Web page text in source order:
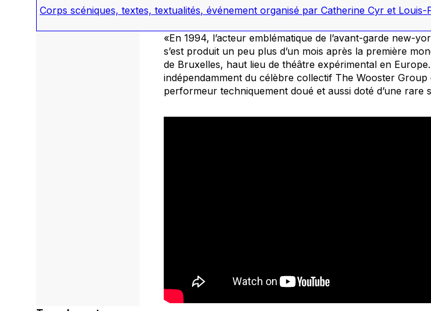
Corps scéniques, textes, textualités, événement organisé par Catherine Cyr et Louis-
«En 1994, l’acteur emblématique de l’avant-garde new-
s’est produit un peu plus d’un mois après la première
de Bruxelles, haut lieu de théâtre expérimental en
indépendamment du célèbre collectif The Wooster Group
performeur techniquement doué et aussi doté d’une rare